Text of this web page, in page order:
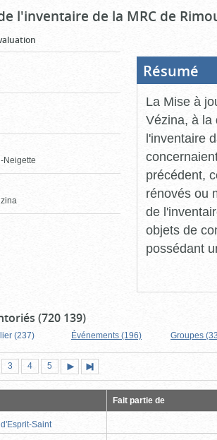
l'inventaire de la MRC de
Neigette
Résumé
La Mise à
Vézina, à la
l'inventaire
précédent,
rénovés ou
de
objets de
possédant
(720 139)
(237) Événements (196) Groupes
Page
3 Page
4 Page
5
suivante
page
Fait partie de
Saint